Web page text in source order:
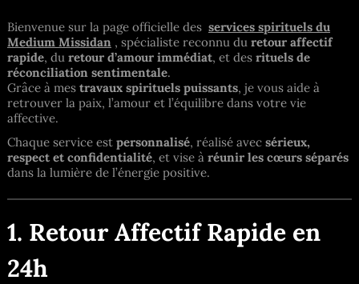
Bienvenue sur la page officielle des services spirituels du
Medium Missidan , spécialiste reconnu du retour affectif
rapide, du retour d’amour immédiat, et des rituels de
réconciliation sentimentale.
Grâce à mes travaux spirituels puissants, je vous aide à
retrouver la paix, l’amour et l’équilibre dans votre vie
affective.
Chaque service est personnalisé, réalisé avec sérieux,
respect et confidentialité, et vise à réunir les cœurs séparés
dans la lumière de l’énergie positive.
1. Retour Affectif Rapide en
24h